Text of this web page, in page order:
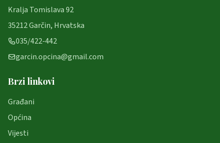
Kralja Tomislava 92
35212 Garčin, Hrvatska
035/422-442
garcin.opcina@gmail.com
Brzi linkovi
Građani
Općina
Vijesti